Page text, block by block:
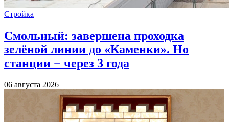
Стройка
Смольный: завершена проходка
зелёной линии до «Каменки». Но
станции − через 3 года
06 августа 2026